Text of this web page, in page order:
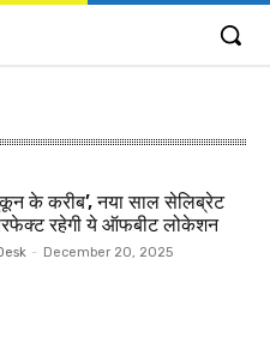
के करीब’, नया साल सेलिब्रेट
रहेगी ये ऑफबीट लोकेशन
- December 20, 2025